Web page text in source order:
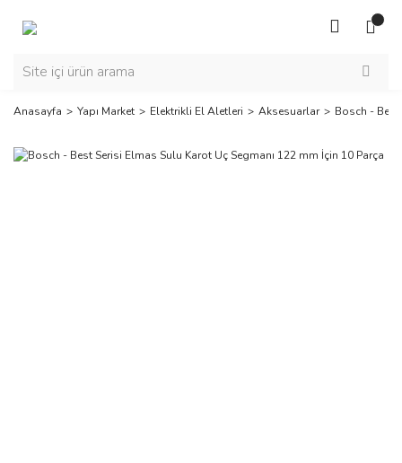
Anasayfa Yapı Market Elektrikli El Aletleri Aksesuarlar Bosch - Best